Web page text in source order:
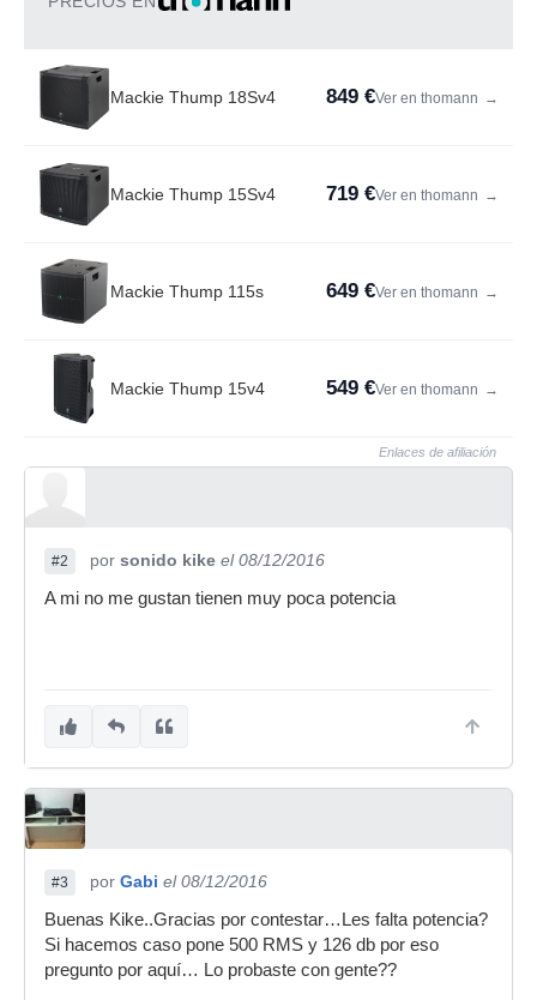
Mackie Thump 18Sv4 849 €Ver en thomann →
Mackie Thump 15Sv4 719 €Ver en thomann →
Mackie Thump 115s 649 €Ver en thomann →
Mackie Thump 15v4 549 €Ver en thomann →
Enlaces de afiliación
#2 por sonido kike el 08/12/2016
A mi no me gustan tienen muy poca potencia
#3 por Gabi el 08/12/2016
Buenas Kike..Gracias por contestar…Les falta potencia?
Si hacemos caso pone 500 RMS y 126 db por eso
pregunto por aquí… Lo probaste con gente??